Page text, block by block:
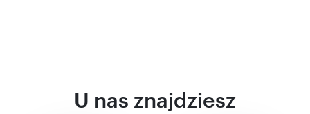
U nas znajdziesz